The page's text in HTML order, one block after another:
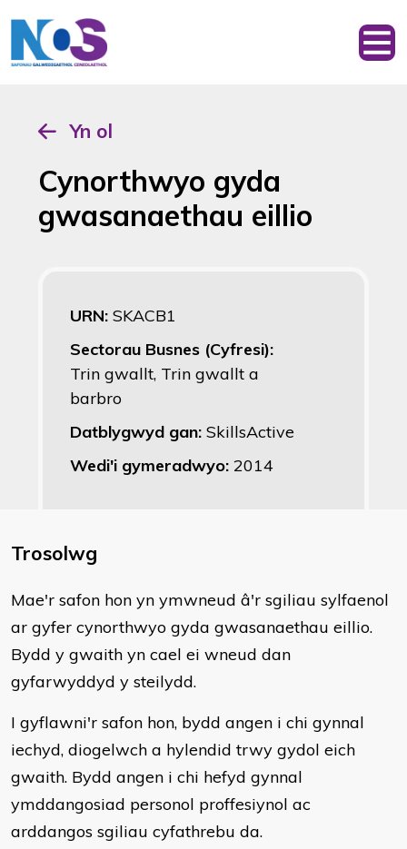
Yn ol
Cynorthwyo gyda
gwasanaethau eillio
URN: SKACB1
Sectorau Busnes (Cyfresi):
Trin gwallt, Trin gwallt a
barbro
Datblygwyd gan: SkillsActive
Wedi'i gymeradwyo: 2014
Trosolwg
Mae'r safon hon yn ymwneud â'r sgiliau sylfaenol
ar gyfer cynorthwyo gyda gwasanaethau eillio.
Bydd y gwaith yn cael ei wneud dan
gyfarwyddyd y steilydd.
I gyflawni'r safon hon, bydd angen i chi gynnal
iechyd, diogelwch a hylendid trwy gydol eich
gwaith. Bydd angen i chi hefyd gynnal
ymddangosiad personol proffesiynol ac
arddangos sgiliau cyfathrebu da.